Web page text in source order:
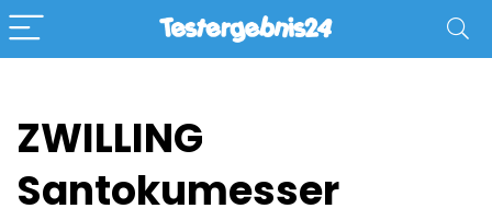
ZWILLING
Santokumesser